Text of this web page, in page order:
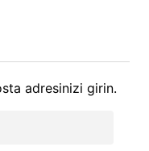
adresinizi girin.